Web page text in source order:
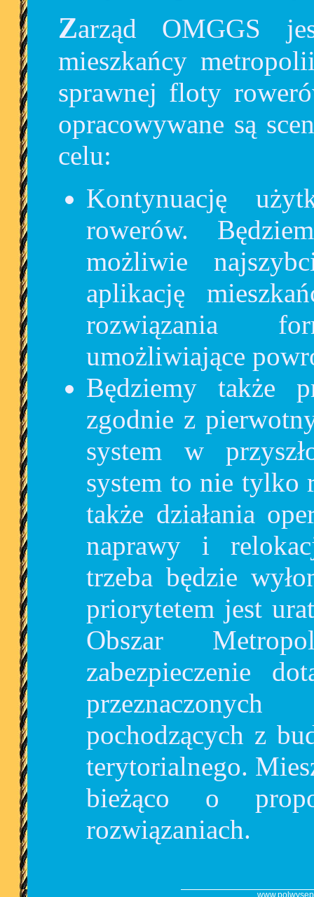
Zarząd OMGGS jest zdeterminowany, aby
mieszkańcy
sprawnej floty
opracowywane są
celu:
Kontynuację
rowerów.
możliwie
aplikację
rozwiązania
umożliwiające
Będziemy także
zgodnie z
system w
system to nie tylko
także działania
naprawy i
trzeba będzie
priorytetem jest
Obszar
zabezpieczenie
pochodzących z
terytorialnego.
bieżąco o
rozwiązaniach.